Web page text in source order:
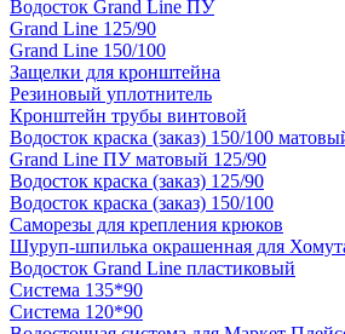
Водосток Grand Line ПУ
Grand Line 125/90
Grand Line 150/100
Защелки для кронштейна
Резиновый уплотнитель
Кронштейн трубы винтовой
Водосток краска (заказ) 150/100
Grand Line ПУ матовый 125/90
Водосток краска (заказ) 125/90
Водосток краска (заказ) 150/100
Саморезы для крепления крюков
Шуруп-шпилька окрашенная для
Водосток Grand Line пластиковый
Система 135*90
Система 120*90